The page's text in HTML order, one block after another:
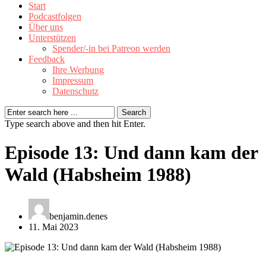
Start
Podcastfolgen
Über uns
Unterstützen
Spender/-in bei Patreon werden
Feedback
Ihre Werbung
Impressum
Datenschutz
Type search above and then hit Enter.
Episode 13: Und dann kam der
Wald (Habsheim 1988)
benjamin.denes
11. Mai 2023